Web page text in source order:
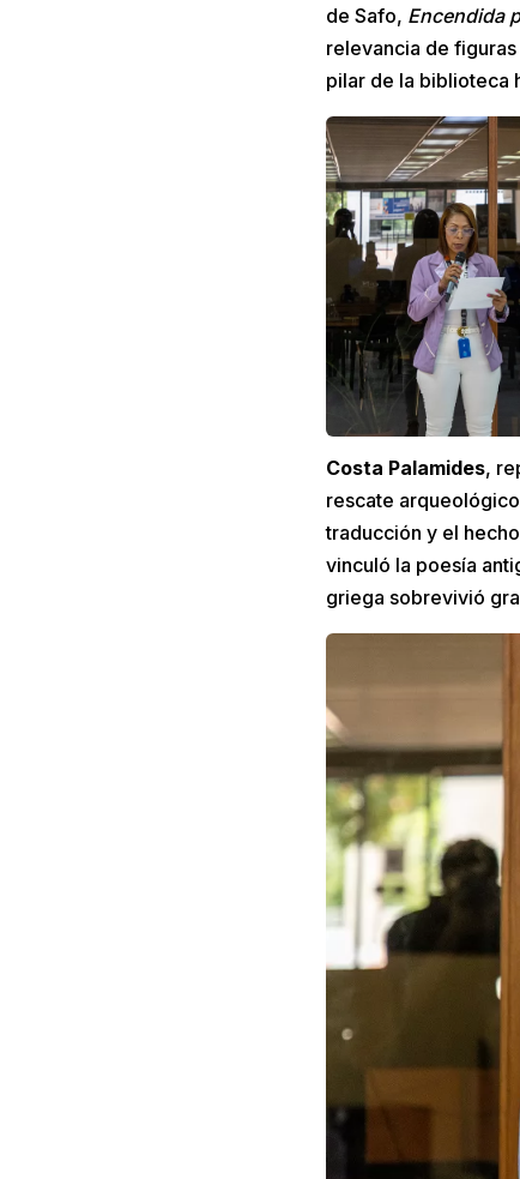
de Safo, Encendida
relevancia de
pilar de la biblioteca
Costa Palamides,
rescate
traducción y el
vinculó la poesía
griega sobrevivió